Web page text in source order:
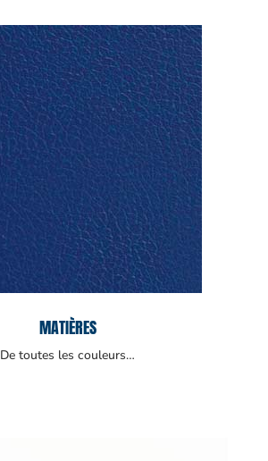
MATIÈRES
De toutes les couleurs…